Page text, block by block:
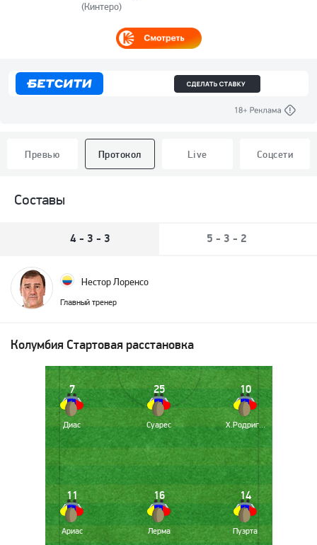
(Кинтеро)
Превью Протокол Live Соцсети
Составы
4 - 3 - 3 5 - 3 - 2
Нестор Лоренсо
Главный тренер
Колумбия Стартовая расстановка
10
Х.Родригес
14
Пуэрта
16
Лерма
7
Диас
11
Ариас
25
Суарес